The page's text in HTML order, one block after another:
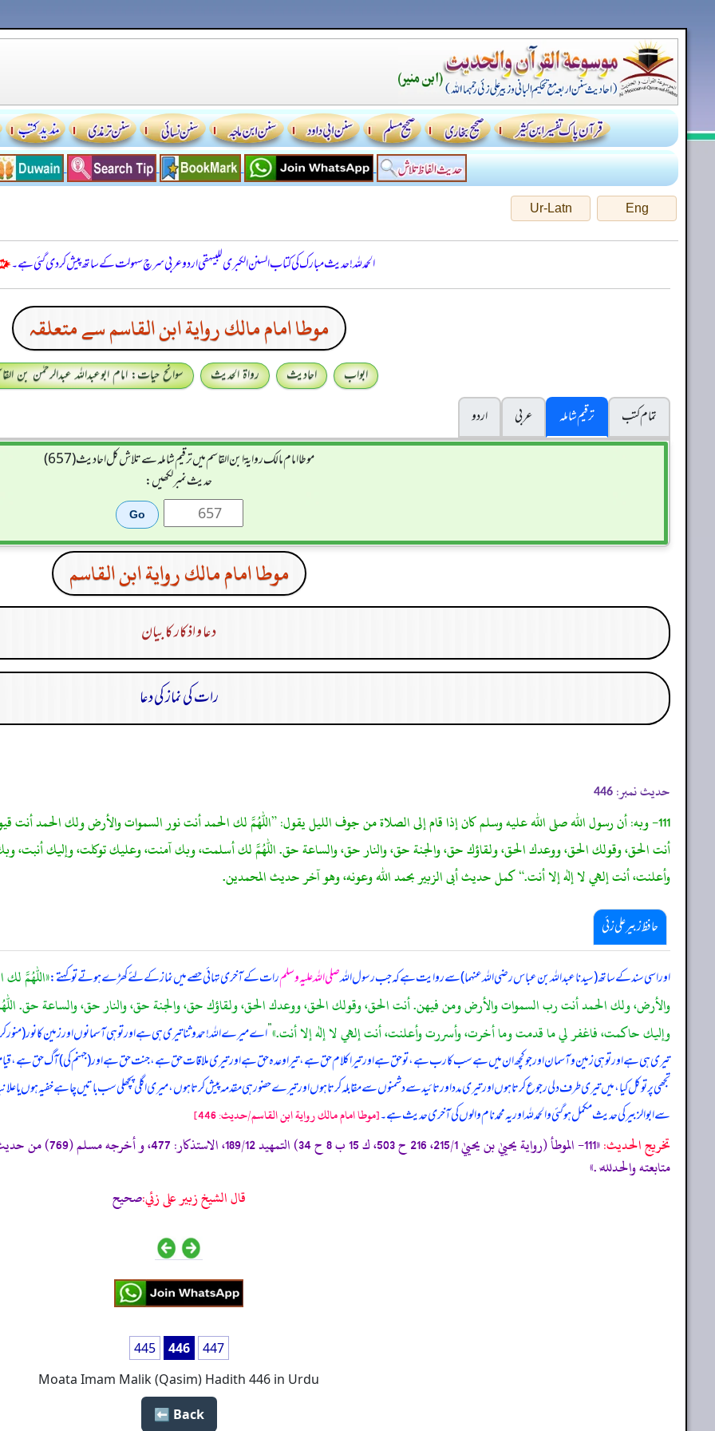
Eng
Ur-Latn
الحمدللہ! حدیث مبارک کی کتاب السنن الكبرى للبيهقي اردو عربی سرچ سہولت کے ساتھ پیش کر دی گئی ہے۔
موطا امام مالك رواية ابن القاسم سے متعلقہ
ابواب احادیث رواۃ الحدیث
سوانح حیات: امام ابوعبداللہ عبدالرحمٰن بن
تمام کتب
ترقیم شاملہ عربی
اردو
موطا امام مالك رواية ابن القاسم میں ترقیم شاملہ سے تلاش کل احادیث (657)
حدیث نمبر لکھیں:
موطا امام مالك رواية ابن القاسم
دعا و اذکار کا بیان
رات کی نماز کی دعا
حدیث نمبر: 446
111- وبه: أن رسول الله صلى الله عليه وسلم كان إذا قام إلى الصلاة من جوف الليل يقول: ”اللهم لك الحمد أنت نور السموات والأرض ولك الحمد
أنت الحق، وقولك الحق، ووعدك الحق، ولقاؤك حق، والجنة حق، والنار حق، والساعة حق. اللهم لك أسلمت، وبك آمنت، وعليك توكلت، وإليك
وأعلنت، أنت إلهي لا إله إلا أنت.“ كمل حديث أبى الزبير بحمد الله وعونه، وهو آخر حديث المحمدين.
حافظ زبیر علی زئی
اور اسی سند کے ساتھ (سیدنا عبداللہ بن عباس رضی اللہ عنہما) سے روایت ہے کہ جب رسول اللہصلی اللہ علیہ وسلمرات کے آخری تہائی حصے میں نماز کے لئے کھڑے ہوتے تو کہتے:«اللهم
والأرض، ولك الحمد أنت رب السموات والأرض ومن فيهن. أنت الحق، وقولك الحق، ووعدك الحق، ولقاؤك حق، والجنة حق، والنار حق، والساعة
وإليك حاكمت، فاغفر لي ما قدمت وما أخرت، وأسررت وأعلنت، أنت إلهي لا إله إلا أنت.»”اے میرے اللہ! حمد و ثنا تیری ہی ہے اور تو ہی آسمانوں اور زمین کا نور (منور
تیری ہی ہے اور تو ہی زمین و آسمان اور جو کچھ ان میں ہے سب کا رب ہے، تو حق ہے اور تیرا کلام حق ہے، تیرا وعدہ حق ہے اور تیری ملاقات حق ہے، جنت حق ہے اور (جہنم کی) آگ حق ہے،
تجھی پر توکل کیا، میں تیری طرف دلی رجوع کرتا ہوں اور تیری مدد اور تائید سے دشمنوں سے مقابلہ کرتا ہوں اور تیرے حضور ہی مقدمہ پیش کرتا ہوں، میری اگلی پچھلی سب باتیں چاہے خفیہ ہوں یا
سے ابوالزبیر کی حدیث مکمل ہو گئی والحمد للہ اور یہ محمد نام والوں کی آخری حدیث ہے۔[موطا امام مالك رواية ابن القاسم/حدیث: 446]
تخریج الحدیث:
«111- الموطأ (رواية
متابعته والحدللٰه .»
قال الشيخ زبير على زئي:صحيح
445 446
447
Moata Imam Malik (Qasim) Hadith 446 in Urdu
Back ⬅️